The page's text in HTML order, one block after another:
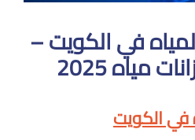
في الكويت –
مياه 2025
في الكويت